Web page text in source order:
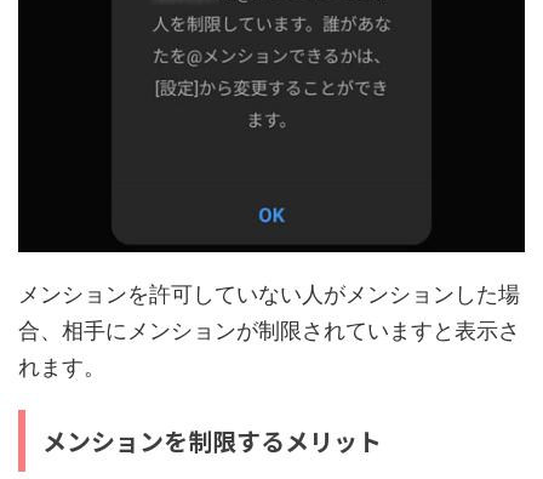
メンションを許可していない人がメンションした場
合、相手にメンションが制限されていますと表示さ
れます。
メンションを制限するメリット